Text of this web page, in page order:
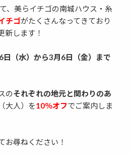
、美らイチゴの南城ハウス・糸
チゴがたくさんなってきており
新します！
日（水）から3月6日（金）まで
のそれぞれの地元と関わりのあ
大人）を10％オフでご案内しま
尋ねください！